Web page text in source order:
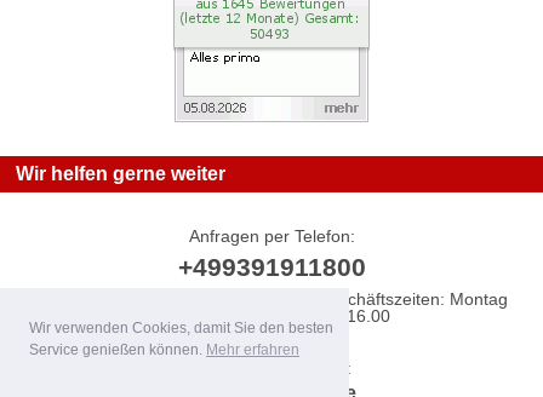
Wir verwenden Cookies, damit Sie den besten
Service genießen können. Mehr erfahren
Wir helfen gerne weiter
Anfragen per Telefon:
+499391911800
Sie erreichen uns innerhalb unserer Geschäftszeiten: Montag
bis Freitag von 07.30 bis 16.00
Anfragen per E-Mail:
info@dartworld.de